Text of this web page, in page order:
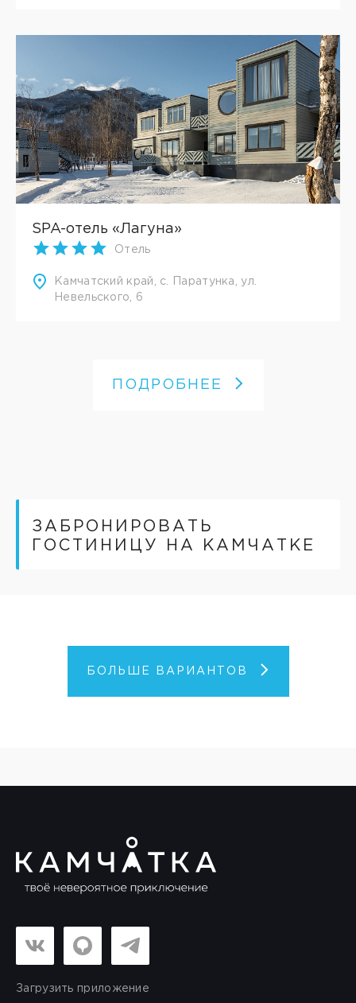
SPA-отель «Лагуна»
Отель
Камчатский край, с. Паратунка, ул.
Невельского, 6
ПОДРОБНЕЕ
ЗАБРОНИРОВАТЬ
ГОСТИНИЦУ НА КАМЧАТКЕ
БОЛЬШЕ ВАРИАНТОВ
Загрузить приложение